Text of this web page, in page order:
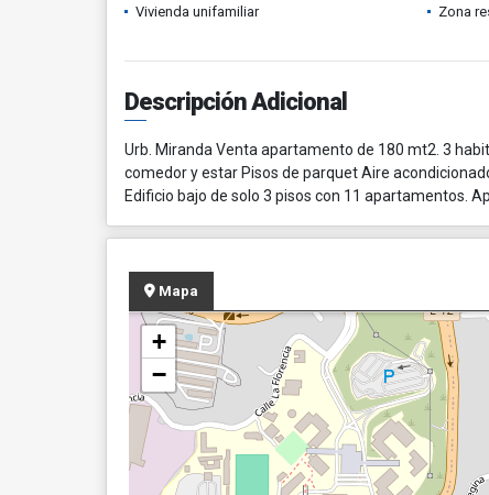
Vivienda unifamiliar
Zona
Descripción Adicional
Urb. Miranda Venta apartamento de 180 mt2. 3
comedor y estar Pisos de parquet Aire
Edificio bajo de solo 3 pisos con 11 apartamentos.
Mapa
+
−